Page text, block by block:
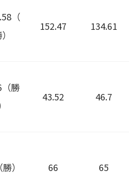
（
152.47 134.61
勝
43.52 46.7
） 66 65